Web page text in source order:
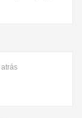
atrás